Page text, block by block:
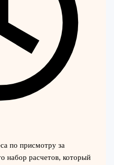
по присмотру за
набор расчетов, который